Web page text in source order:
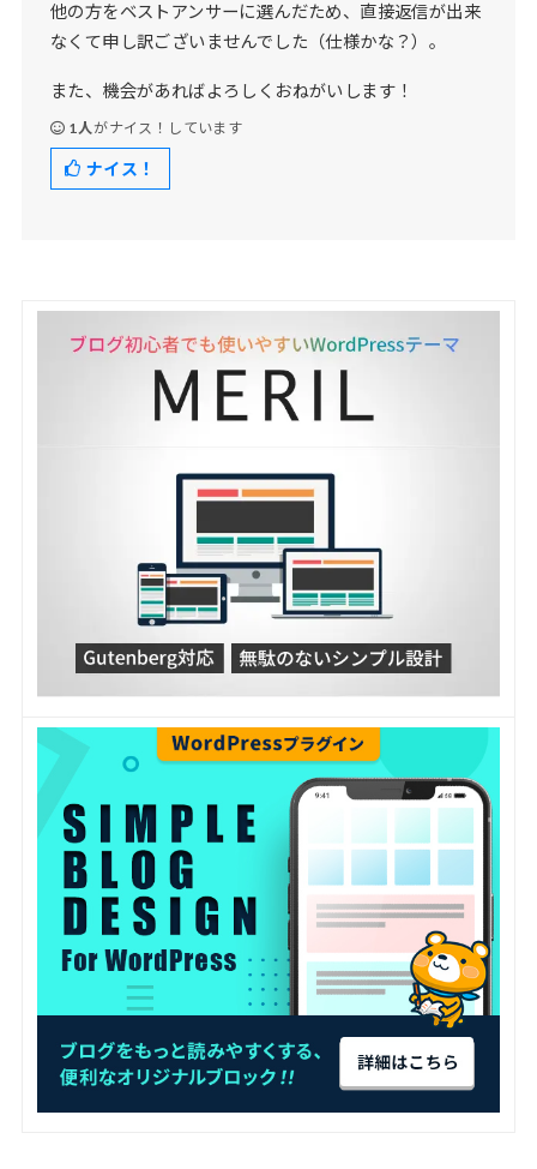
他の方をベストアンサーに選んだため、直接返信が出来
なくて申し訳ございませんでした（仕様かな？）。
また、機会があればよろしくおねがいします！
1人がナイス！しています
ナイス！